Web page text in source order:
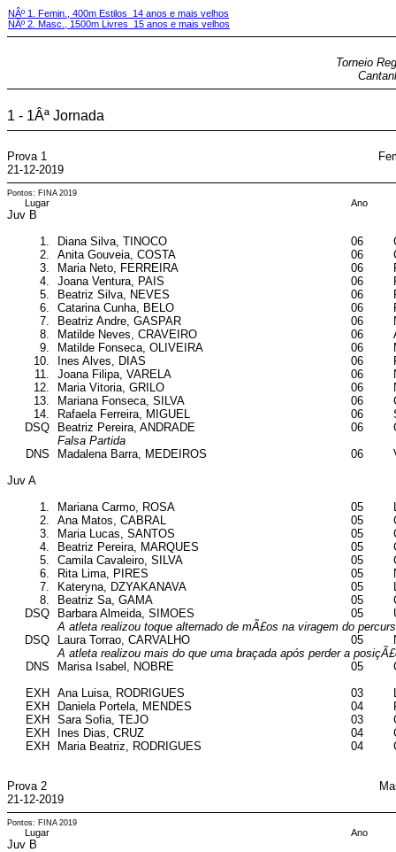
NÂº 1. Femin., 400m Estilos 14 anos e mais velhos
NÂº 2. Masc., 1500m Livres 15 anos e mais velhos
Torneio
1 - 1Âª Jornada
Prova 1
21-12-2019
Pontos: FINA 2019
Lugar Ano
Juv B
1.
Diana Silva, TINOCO 06
2.
Anita Gouveia, COSTA 06
3.
Maria Neto, FERREIRA 06
4.
Joana Ventura, PAIS 06
5.
Beatriz Silva, NEVES 06
6.
Catarina Cunha, BELO 06
7.
Beatriz Andre, GASPAR 06
8.
Matilde Neves, CRAVEIRO 06
9.
Matilde Fonseca, OLIVEIRA 06
10.
Ines Alves, DIAS 06
11.
Joana Filipa, VARELA 06
12.
Maria Vitoria, GRILO 06
13.
Mariana Fonseca, SILVA 06
14.
Rafaela Ferreira, MIGUEL 06
DSQ
Beatriz Pereira, ANDRADE 06
Falsa Partida
DNS
Madalena Barra, MEDEIROS 06
Juv A
1.
Mariana Carmo, ROSA 05
2.
Ana Matos, CABRAL 05
3.
Maria Lucas, SANTOS 05
4.
Beatriz Pereira, MARQUES 05
5.
Camila Cavaleiro, SILVA 05
6.
Rita Lima, PIRES 05
7.
Kateryna, DZYAKANAVA 05
8.
Beatriz Sa, GAMA 05
DSQ
Barbara Almeida, SIMOES 05
A atleta realizou toque alternado de mÃ£os na viragem do
DSQ
Laura Torrao, CARVALHO 05
A atleta realizou mais do que uma braçada após perder a
DNS
Marisa Isabel, NOBRE 05
EXH
Ana Luisa, RODRIGUES 03
EXH
Daniela Portela, MENDES 04
EXH
Sara Sofia, TEJO 03
EXH
Ines Dias, CRUZ 04
EXH
Maria Beatriz, RODRIGUES 04
Prova 2
21-12-2019
Pontos: FINA 2019
Lugar Ano
Juv B